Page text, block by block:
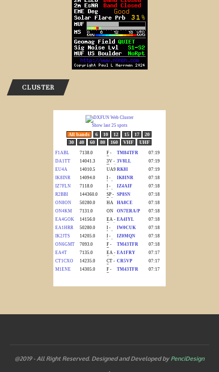
CLUSTER
@2019 - All Right Reserved. Designed and Developed by PenciDesign